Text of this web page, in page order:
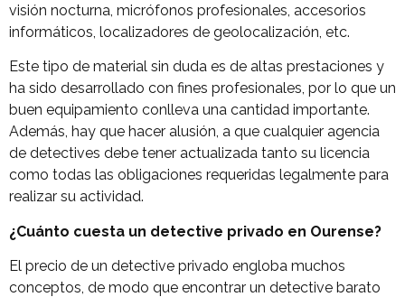
visión nocturna, micrófonos profesionales, accesorios
informáticos, localizadores de geolocalización, etc.
Este tipo de material sin duda es de altas prestaciones y
ha sido desarrollado con fines profesionales, por lo que un
buen equipamiento conlleva una cantidad importante.
Además, hay que hacer alusión, a que cualquier agencia
de detectives debe tener actualizada tanto su licencia
como todas las obligaciones requeridas legalmente para
realizar su actividad.
¿Cuánto cuesta un detective privado en Ourense?
El precio de un detective privado engloba muchos
conceptos, de modo que encontrar un detective barato